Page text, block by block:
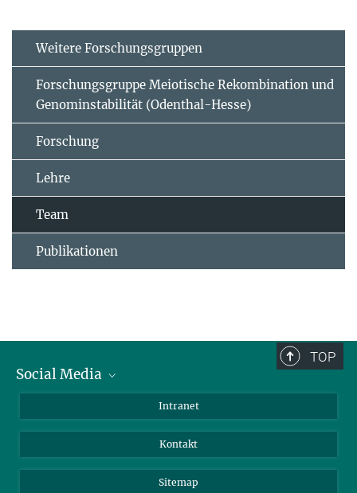
Weitere Forschungsgruppen
Forschungsgruppe Meiotische Rekombination und
Genominstabilität (Odenthal-Hesse)
Forschung
Lehre
Team
Publikationen
TOP
Social Media
Intranet
Kontakt
Sitemap